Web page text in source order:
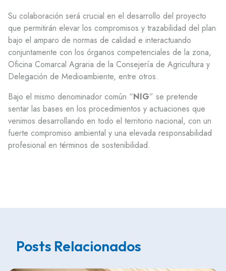
Su colaboración será crucial en el desarrollo del proyecto
que permitirán elevar los compromisos y trazabilidad del plan
bajo el amparo de normas de calidad e interactuando
conjuntamente con los órganos competenciales de la zona,
Oficina Comarcal Agraria de la Consejería de Agricultura y
Delegación de Medioambiente, entre otros.
Bajo el mismo denominador común “NIG” se pretende
sentar las bases en los procedimientos y actuaciones que
venimos desarrollando en todo el territorio nacional, con un
fuerte compromiso ambiental y una elevada responsabilidad
profesional en términos de sostenibilidad.
Posts Relacionados